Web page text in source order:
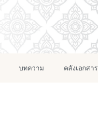
บทความ คลังเอกสาร